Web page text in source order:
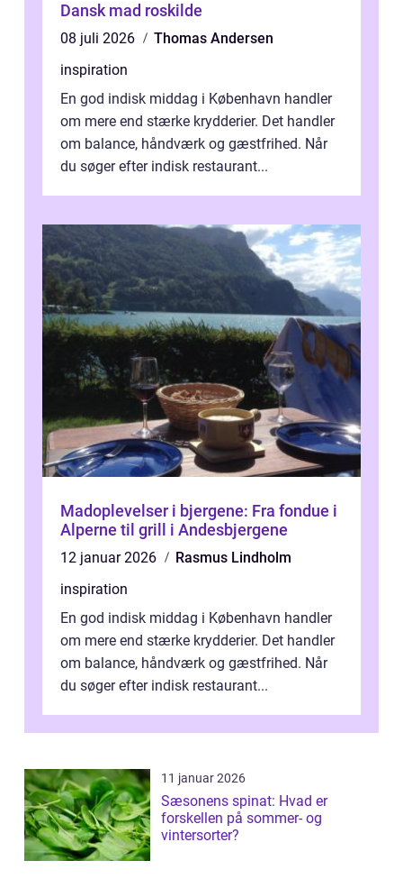
Dansk mad roskilde
08 juli 2026
Thomas Andersen
inspiration
En god indisk middag i København handler
om mere end stærke krydderier. Det handler
om balance, håndværk og gæstfrihed. Når
du søger efter indisk restaurant...
Madoplevelser i bjergene: Fra fondue i
Alperne til grill i Andesbjergene
12 januar 2026
Rasmus Lindholm
inspiration
En god indisk middag i København handler
om mere end stærke krydderier. Det handler
om balance, håndværk og gæstfrihed. Når
du søger efter indisk restaurant...
11 januar 2026
Sæsonens spinat: Hvad er
forskellen på sommer- og
vintersorter?